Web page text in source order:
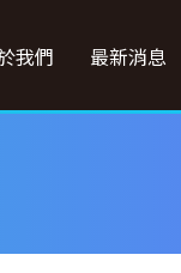
我們 最新消息